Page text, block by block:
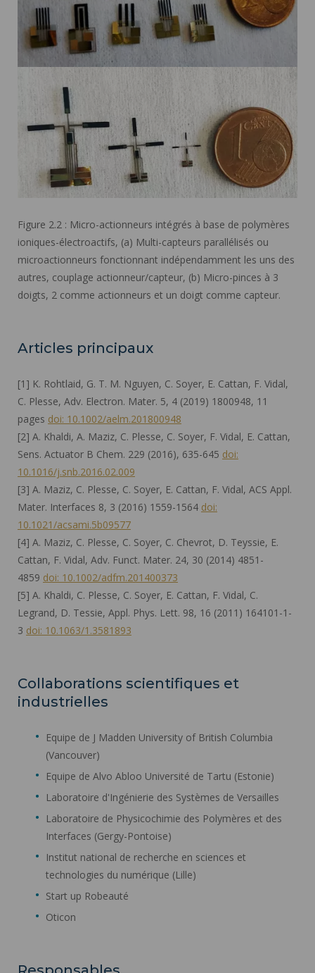
Figure 2.2 : Micro-actionneurs intégrés à base de polymères
ioniques-électroactifs, (a) Multi-capteurs parallélisés ou
microactionneurs fonctionnant indépendamment les uns des
autres, couplage actionneur/capteur, (b) Micro-pinces à 3
doigts, 2 comme actionneurs et un doigt comme capteur.
Articles principaux
[1] K. Rohtlaid, G. T. M. Nguyen, C. Soyer, E. Cattan, F. Vidal,
C. Plesse, Adv. Electron. Mater. 5, 4 (2019) 1800948, 11
pages doi: 10.1002/aelm.201800948
[2] A. Khaldi, A. Maziz, C. Plesse, C. Soyer, F. Vidal, E. Cattan,
Sens. Actuator B Chem. 229 (2016), 635-645 doi:
10.1016/j.snb.2016.02.009
[3] A. Maziz, C. Plesse, C. Soyer, E. Cattan, F. Vidal, ACS Appl.
Mater. Interfaces 8, 3 (2016) 1559-1564 doi:
10.1021/acsami.5b09577
[4] A. Maziz, C. Plesse, C. Soyer, C. Chevrot, D. Teyssie, E.
Cattan, F. Vidal, Adv. Funct. Mater. 24, 30 (2014) 4851-
4859 doi: 10.1002/adfm.201400373
[5] A. Khaldi, C. Plesse, C. Soyer, E. Cattan, F. Vidal, C.
Legrand, D. Tessie, Appl. Phys. Lett. 98, 16 (2011) 164101-1-
3 doi: 10.1063/1.3581893
Collaborations scientifiques et
industrielles
Equipe de J Madden University of British Columbia
(Vancouver)
Equipe de Alvo Abloo Université de Tartu (Estonie)
Laboratoire d'Ingénierie des Systèmes de Versailles
Laboratoire de Physicochimie des Polymères et des
Interfaces (Gergy-Pontoise)
Institut national de recherche en sciences et
technologies du numérique (Lille)
Start up Robeauté
Oticon